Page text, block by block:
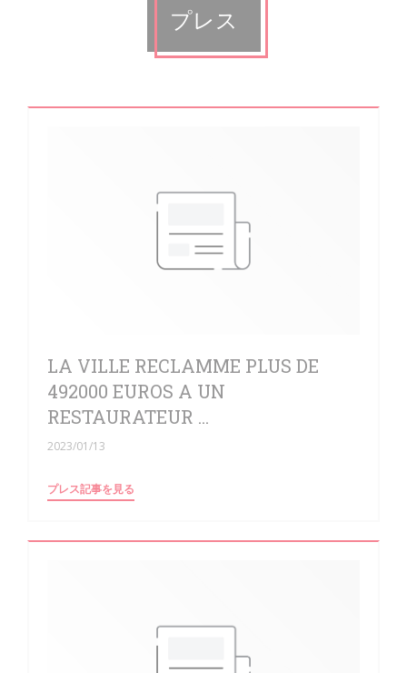
プレス
LA VILLE RECLAMME PLUS DE
492000 EUROS A UN
RESTAURATEUR ...
2023/01/13
プレス記事を見る